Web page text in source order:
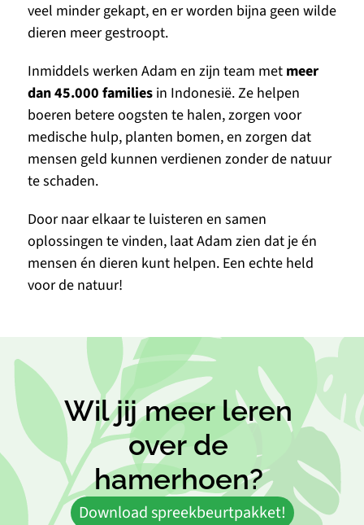
veel minder gekapt, en er worden bijna geen wilde
dieren meer gestroopt.
Inmiddels werken Adam en zijn team met meer
dan 45.000 families in Indonesië. Ze helpen
boeren betere oogsten te halen, zorgen voor
medische hulp, planten bomen, en zorgen dat
mensen geld kunnen verdienen zonder de natuur
te schaden.
Door naar elkaar te luisteren en samen
oplossingen te vinden, laat Adam zien dat je én
mensen én dieren kunt helpen. Een echte held
voor de natuur!
Wil jij meer leren
over de
hamerhoen?
Download spreekbeurtpakket!